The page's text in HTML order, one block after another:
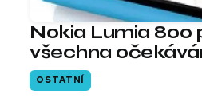
Nokia Lumia 800
všechna
OSTATNÍ